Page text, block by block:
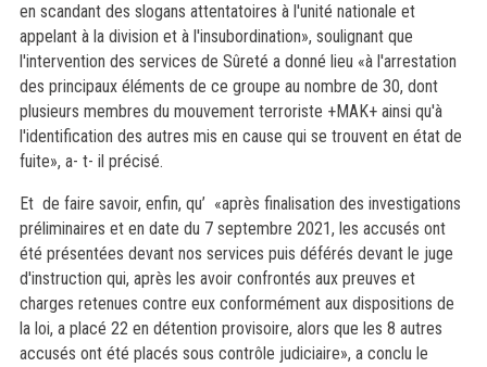
en scandant des slogans attentatoires à l'unité nationale et
appelant à la division et à l'insubordination», soulignant que
l'intervention des services de Sûreté a donné lieu «à l'arrestation
des principaux éléments de ce groupe au nombre de 30, dont
plusieurs membres du mouvement terroriste +MAK+ ainsi qu'à
l'identification des autres mis en cause qui se trouvent en état de
fuite», a- t- il précisé.
Et de faire savoir, enfin, qu’ «après finalisation des investigations
préliminaires et en date du 7 septembre 2021, les accusés ont
été présentées devant nos services puis déférés devant le juge
d'instruction qui, après les avoir confrontés aux preuves et
charges retenues contre eux conformément aux dispositions de
la loi, a placé 22 en détention provisoire, alors que les 8 autres
accusés ont été placés sous contrôle judiciaire», a conclu le